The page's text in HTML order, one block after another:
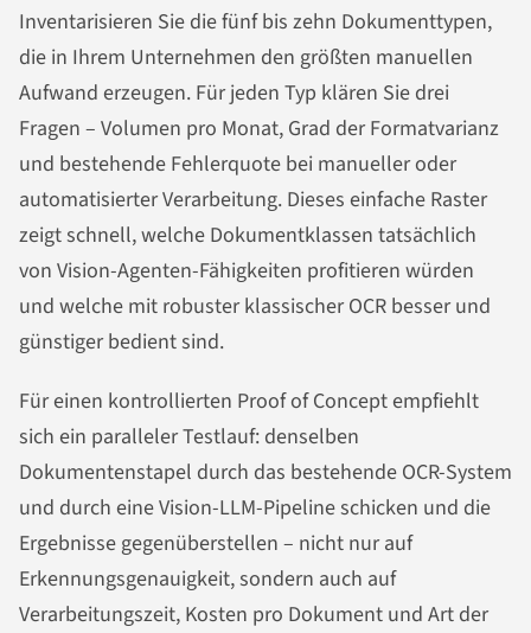
Inventarisieren Sie die fünf bis zehn Dokumenttypen,
die in Ihrem Unternehmen den größten manuellen
Aufwand erzeugen. Für jeden Typ klären Sie drei
Fragen – Volumen pro Monat, Grad der Formatvarianz
und bestehende Fehlerquote bei manueller oder
automatisierter Verarbeitung. Dieses einfache Raster
zeigt schnell, welche Dokumentklassen tatsächlich
von Vision-Agenten-Fähigkeiten profitieren würden
und welche mit robuster klassischer OCR besser und
günstiger bedient sind.
Für einen kontrollierten Proof of Concept empfiehlt
sich ein paralleler Testlauf: denselben
Dokumentenstapel durch das bestehende OCR-System
und durch eine Vision-LLM-Pipeline schicken und die
Ergebnisse gegenüberstellen – nicht nur auf
Erkennungsgenauigkeit, sondern auch auf
Verarbeitungszeit, Kosten pro Dokument und Art der